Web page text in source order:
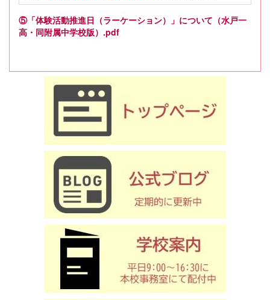
⑤「体験活動推進日（ラーケーション）」について（水戸一
高・同附属中学校版）.pdf